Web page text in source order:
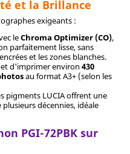
et la Brillance
exigeants :
leChroma Optimizer (CO),
parfaitement lisse, sans
et les zones blanches.
d'imprimer environ 430
au format A3+ (selon les
pigments LUCIA offrent une
décennies, idéale
PGI-72PBK sur